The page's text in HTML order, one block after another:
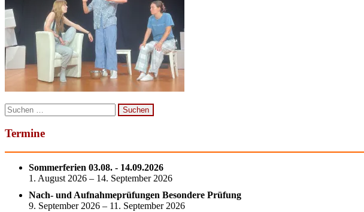
Suchen
nach:
Termine
Sommerferien 03.08. - 14.09.2026
1. August 2026 – 14. September 2026
Nach- und Aufnahmeprüfungen Besondere Prüfung
9. September 2026 – 11. September 2026